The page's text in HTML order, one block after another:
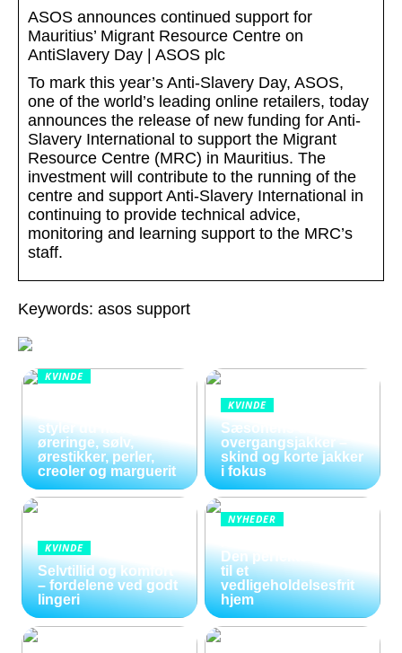
ASOS announces continued support for
Mauritius’ Migrant Resource Centre on
AntiSlavery Day | ASOS plc
To mark this year’s Anti-Slavery Day, ASOS,
one of the world’s leading online retailers, today
announces the release of new funding for Anti-
Slavery International to support the Migrant
Resource Centre (MRC) in Mauritius. The
investment will contribute to the running of the
centre and support Anti-Slavery International in
continuing to provide technical advice,
monitoring and learning support to the MRC’s
staff.
Keywords: asos support
KVINDE
styler du hænge
øreringe, sølv,
ørestikker, perler,
creoler og marguerit
KVINDE
Sæsonens dame
overgangsjakker –
skind og korte jakker
i fokus
KVINDE
Selvtillid og komfort
– fordelene ved godt
lingeri
NYHEDER
Den perfekte løsning
til et
vedligeholdelsesfrit
hjem